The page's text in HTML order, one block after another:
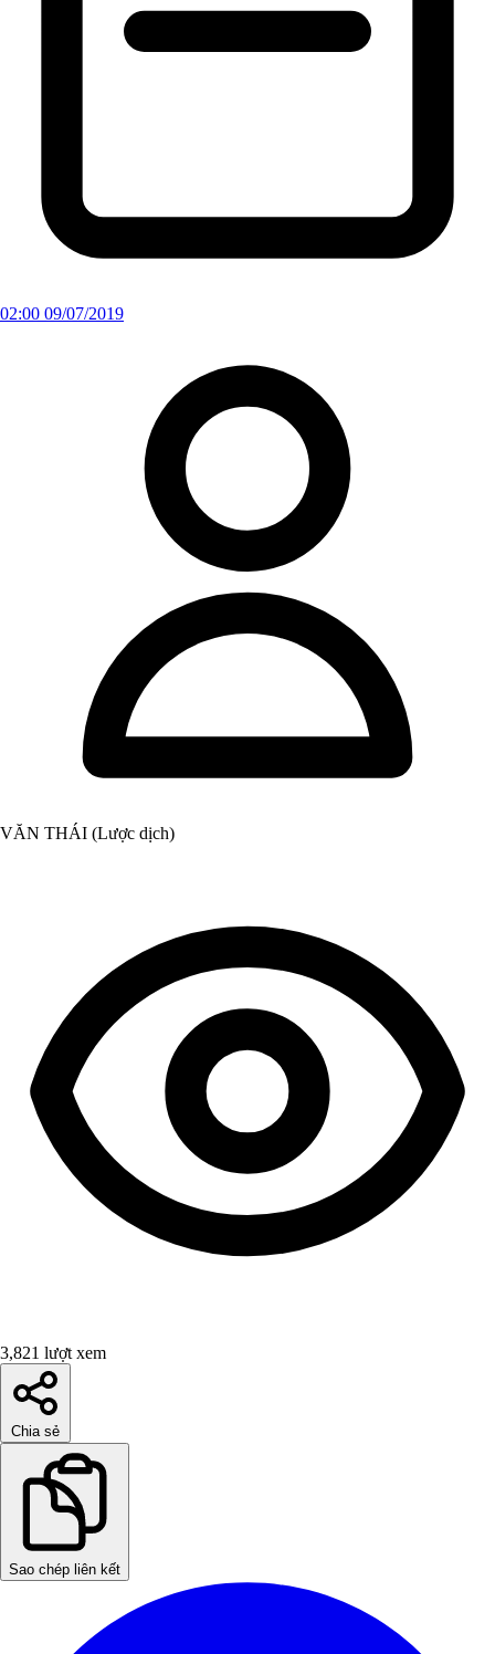
02:00 09/07/2019
VĂN THÁI (Lược dịch)
3,821 lượt xem
Chia sẻ
Sao chép liên kết